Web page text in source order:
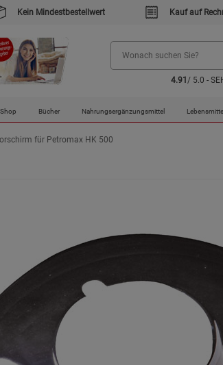
Kein Mindestbestellwert Kauf auf
4.91 / 5.0 -
Bücher Nahrungsergänzungsmittel Lebensmittel
für Petromax HK 500